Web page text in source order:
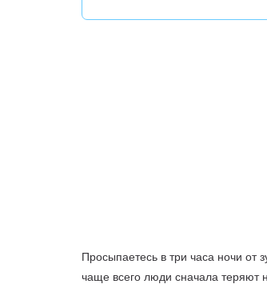
Просыпаетесь в три часа ночи от
чаще всего люди сначала теряют